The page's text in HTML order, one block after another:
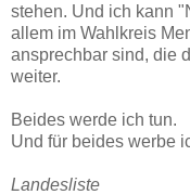
stehen. Und ich kann
allem im Wahlkreis
ansprechbar sind, die
weiter.
Beides werde ich tun.
Und für beides werbe
Landesliste